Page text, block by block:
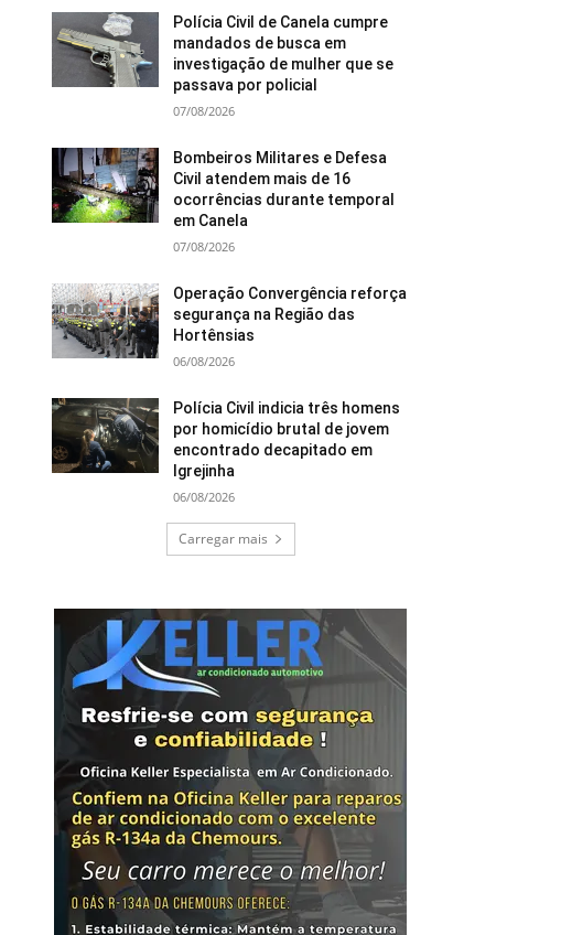
Polícia Civil de Canela cumpre
mandados de busca em
investigação de mulher que se
passava por policial
07/08/2026
Bombeiros Militares e Defesa
Civil atendem mais de 16
ocorrências durante temporal
em Canela
07/08/2026
Operação Convergência reforça
segurança na Região das
Hortênsias
06/08/2026
Polícia Civil indicia três homens
por homicídio brutal de jovem
encontrado decapitado em
Igrejinha
06/08/2026
Carregar mais